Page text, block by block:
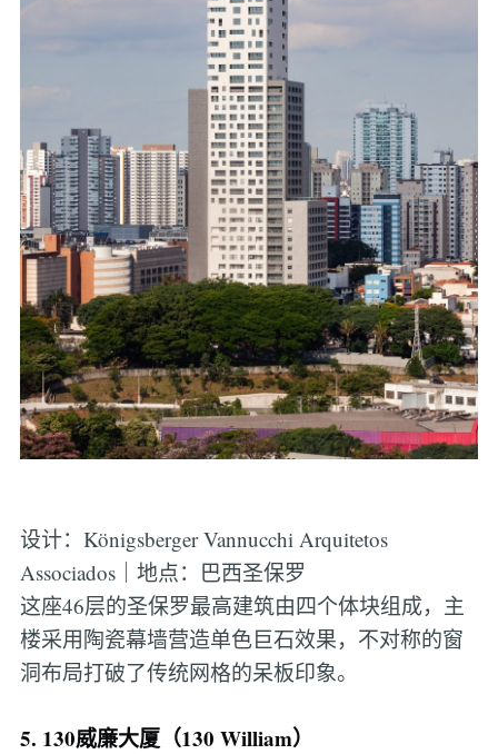
设计：Königsberger Vannucchi Arquitetos
Associados｜地点：巴西圣保罗
这座46层的圣保罗最高建筑由四个体块组成，主
楼采用陶瓷幕墙营造单色巨石效果，不对称的窗
洞布局打破了传统网格的呆板印象。
5. 130威廉大厦（130 William）